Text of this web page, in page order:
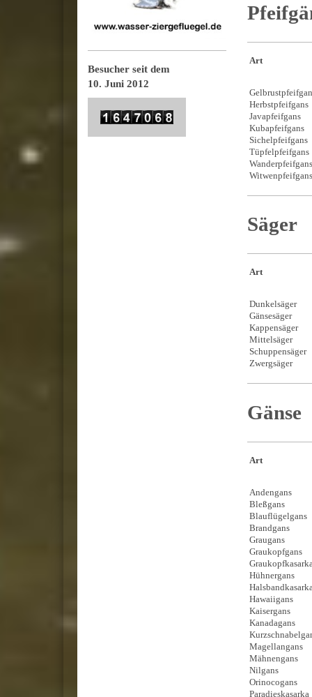
Art
Kubapfeifgans
Säger
Art
Gänsesäger
Mittelsäger
Gänse
Art
Bleßgans
Brandgans
Graugans
Hühnergans
Hawaiigans
Kaisergans
Kanadagans
Mähnengans
Nilgans
Orinocogans
Besucher seit dem
10. Juni 2012